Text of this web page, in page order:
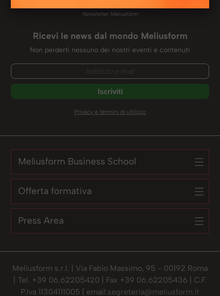
Newsletter Meliusform
Ricevi le news dal mondo Meliusform
Non perderti nessuno dei nostri eventi e contenuti
Privacy e termini di utilizzo
Meliusform Business School
Offerta formativa
Press Area
Meliusform s.r.l. | Via Fabio Massimo, 95 - 00192 Roma
| Tel. +39 06.62205420 | Fax +39 06.62205436 | C.F.
P.Iva 11304111005 | email:segreteria@meliusform.it